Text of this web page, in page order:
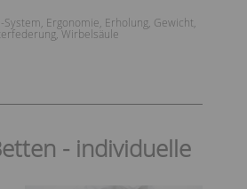
System Ergonomie Erholung Gewicht
,Wirbelsäule
- individuelle